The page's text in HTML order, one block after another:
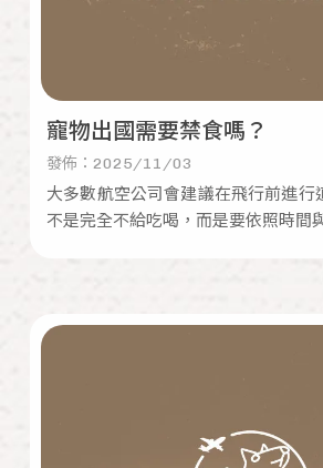
寵物出國需要禁食嗎？
發佈：2025/11/03
大多數航空公司會建議在飛行前進行
不是完全不給吃喝，而是要依照時間